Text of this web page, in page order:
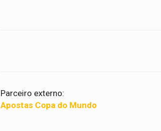
Parceiro externo:
Apostas Copa do Mundo